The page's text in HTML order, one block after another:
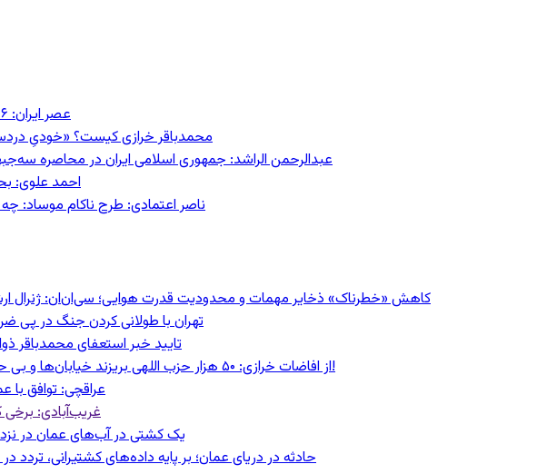
عصر ایران: ۶ شرط ایران برای بازگشایی تنگه هرمز اعلام شد
محمدباقر خرازی کیست؟ «خودیِ
عبدالرحمن الراشد: جمهوری اسلامی ایران در محاصره
احمد علوی:
ناصر اعتمادی: طرح ناکام موساد:
کاهش «خطرناک» ذخایر مهمات و محدودیت قدرت هوایی؛ سی‌ان‌ان: ژنرال
تهران با طولانی کردن جنگ در پی
تایید خبر استعفای محمدباقر
از افاضات خرازی: ۵۰ هزار حزب اللهی بریزند خیابان‌ها و بی حجاب‌ها را بکشند و نیرو‌های دولتی را ناکار کنند!
عراقچی: توافق
غریب‌آبادی:
یک کشتی در آب‌های عمان در
حادثه در دریای عمان؛ بر پایه داده‌های کشتیرانی،